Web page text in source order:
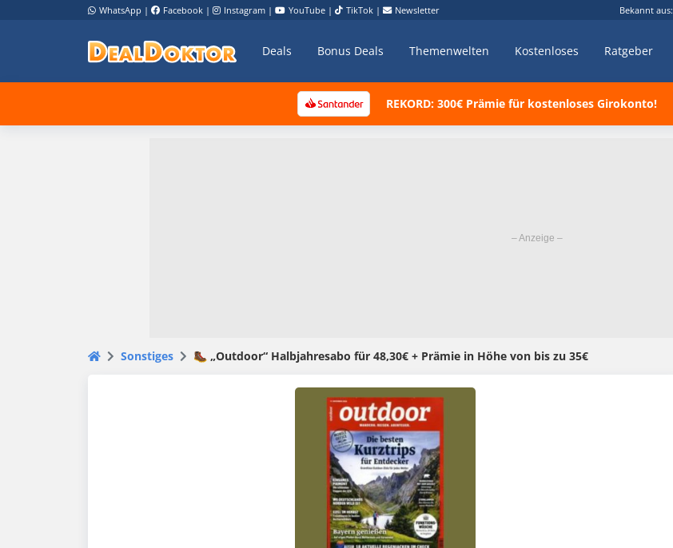
WhatsApp | Facebook | Instagram | YouTube | TikTok | Newsletter Bekannt aus:
Deals Bonus Deals Themenwelten Kostenloses Ratgeber
REKORD: 300€ Prämie für kostenloses Girokonto!
Sonstiges 🥾 „Outdoor“ Halbjahresabo für 48,30€ + Prämie in Höhe von bis zu 35€